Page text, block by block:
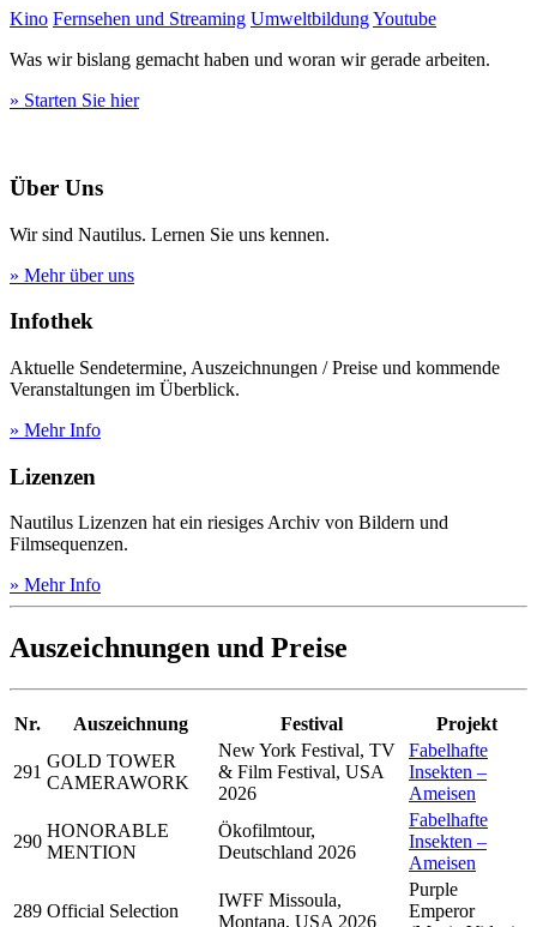
Kino Fernsehen und Streaming UmweltbildungYoutube
Was wir bislang gemacht haben und woran wir gerade arbeiten.
» Starten Sie hier
Über Uns
Wir sind Nautilus. Lernen Sie uns kennen.
» Mehr über uns
Infothek
Aktuelle Sendetermine, Auszeichnungen / Preise und kommende
Veranstaltungen im Überblick.
» Mehr Info
Lizenzen
Nautilus Lizenzen hat ein riesiges Archiv von Bildern und
Filmsequenzen.
» Mehr Info
Auszeichnungen und Preise
Nr. Auszeichnung Festival Projekt
291
GOLD TOWER
CAMERAWORK
New York Festival, TV
& Film Festival, USA
2026
Fabelhafte
Insekten –
Ameisen
290
HONORABLE
MENTION
Ökofilmtour,
Deutschland 2026
Fabelhafte
Insekten –
Ameisen
289 Official Selection
IWFF Missoula,
Montana, USA 2026
Purple
Emperor